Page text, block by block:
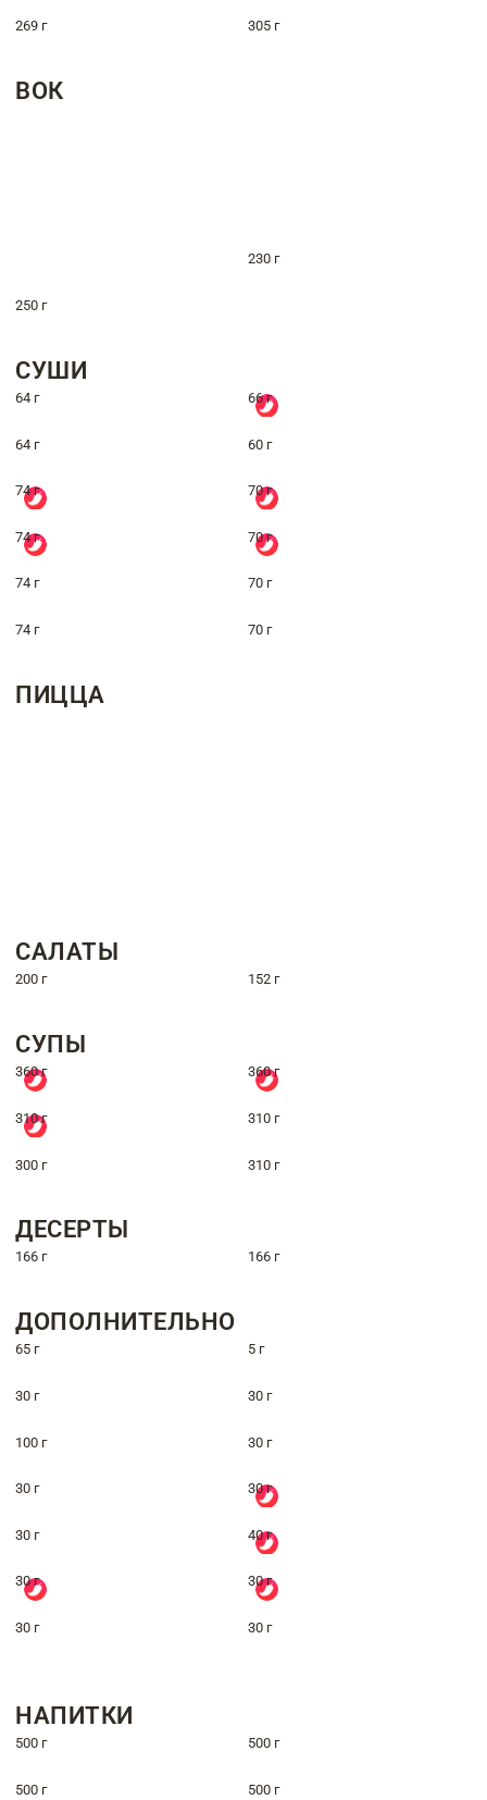
269 г 305 г
ВОК
230 г
250 г
СУШИ
64 г 66 г
64 г 60 г
74 г 70 г
74 г 70 г
74 г 70 г
74 г 70 г
ПИЦЦА
САЛАТЫ
200 г 152 г
СУПЫ
360 г 360 г
310 г 310 г
300 г 310 г
ДЕСЕРТЫ
166 г 166 г
ДОПОЛНИТЕЛЬНО
65 г 5 г
30 г 30 г
100 г 30 г
30 г 30 г
30 г 40 г
30 г 30 г
30 г 30 г
НАПИТКИ
500 г 500 г
500 г 500 г